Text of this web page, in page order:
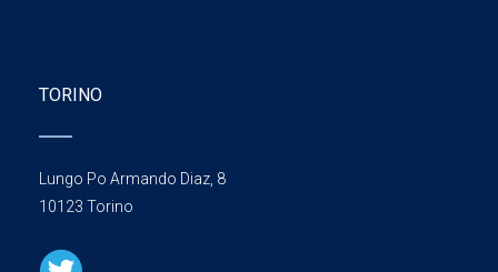
TORINO
Lungo Po Armando Diaz, 8
10123 Torino